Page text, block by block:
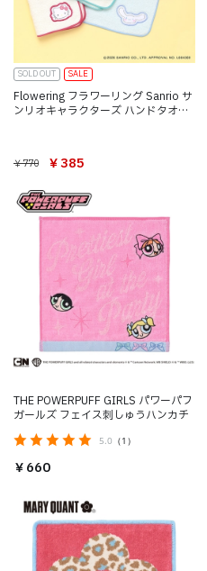
SOLD OUT SALE
Flowering フラワーリング Sanrio サ
ンリオキャラクターズ ハンドタオル
￥770 ￥385
THE POWERPUFF GIRLS パワーパフ
ガールズ フェイス刺しゅうハンカチ
5.0 （1）
￥660